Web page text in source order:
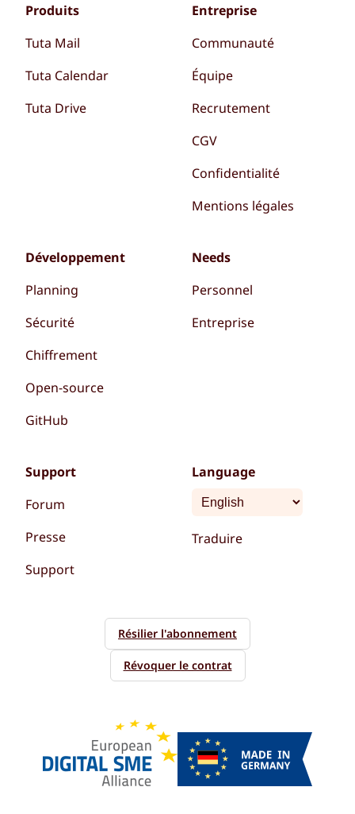
Produits
Tuta Mail
Tuta Calendar
Tuta Drive
Entreprise
Communauté
Équipe
Recrutement
CGV
Confidentialité
Mentions légales
Développement
Planning
Sécurité
Chiffrement
Open-source
GitHub
Needs
Personnel
Entreprise
Support
Forum
Presse
Support
Language
Traduire
Résilier l'abonnement
Révoquer le contrat